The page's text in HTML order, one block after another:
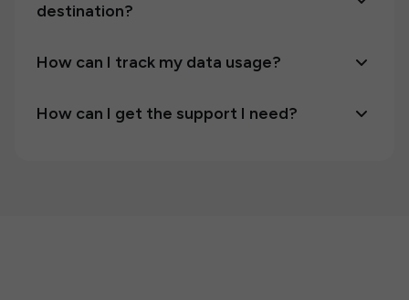
destination?
How can I track my data usage?
How can I get the support I need?